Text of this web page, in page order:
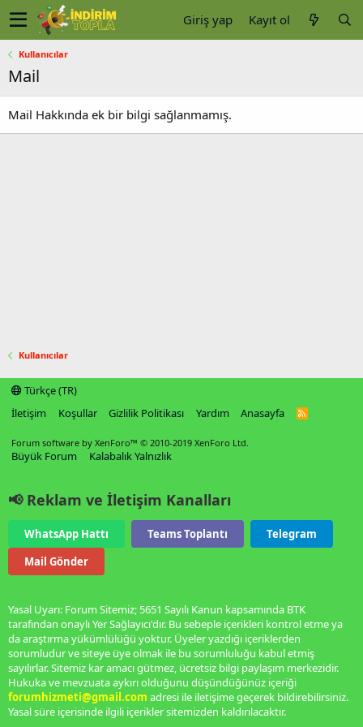
Giriş yap Kayıt ol
Kullanıcılar
Mail
Mail Hakkında ek bir bilgi sağlanmamış.
Kullanıcılar
Türkçe (TR)
İletişim
Koşullar Gizlilik Politikası Yardım Anasayfa
R
Forum software by XenForo™ © 2010-2019 XenForo Ltd.
Büyük Forum Kalabalık Yalnızlık
📢 Reklam ve İletişim Kanalları
WhatsApp Hattı Teams Toplantı
Telegram
Mail Gönder
Yasal Uyarı: Forum Sitemiz; 5651 Sayılı Kanun kapsamında BTK
tarafından onaylı Yer Sağlayıcı'dır. Bu sebeple içerikleri kontrol etme ya
da araştırma yükümlülüğü yoktur. Üyeler yazdığı içeriklerden
sorumludur ve siteye üye olmak ile bu sorumluluğu kabul etmiş
sayılırlar. Sitemiz kar amacı gütmez, ücretsiz bilgi paylaşım merkezidir.
Hukuka ve mevzuata aykırı olduğunu düşündüğünüz içeriği
forumhizmeti@gmail.com adresi ile iletişime geçerek bildirebilirsiniz.
Yasal süre içerisinde ilgili içerikler sitemizden kaldırılacaktır.